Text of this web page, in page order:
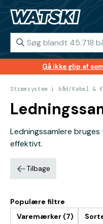
Gå ikke glip af
Strømsystem i båd /Kabel &
Ledningssamlere
effektivt.
Tilbage
Populære filtre
Varemærker (7)